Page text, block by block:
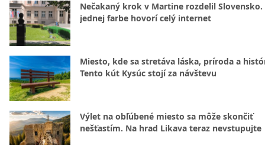
Nečakaný krok v Martine rozdelil Slovensko.
jednej farbe hovorí celý internet
Miesto, kde sa stretáva láska, príroda a
Tento kút Kysúc stojí za návštevu
Výlet na obľúbené miesto sa môže skončiť
nešťastím. Na hrad Likava teraz nevstupujte